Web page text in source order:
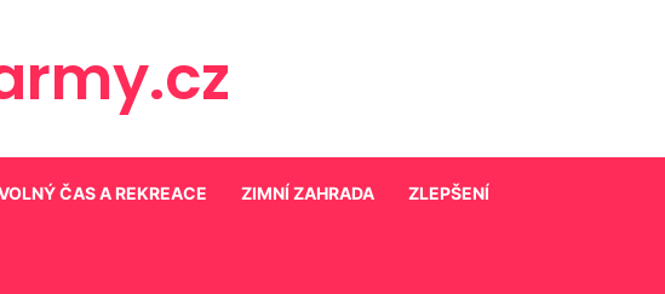
ČAS A REKREACE ZIMNÍ ZAHRADA ZLEPŠENÍ